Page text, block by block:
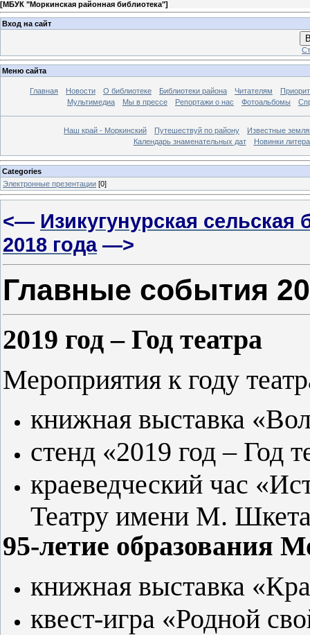
[МБУК "Моркинская районная библиотека"]
Вход на сайт
Меню сайта
Главная Новости О библиотеке Библиотеки района Читателям
Мультимедиа
Мы в прессе Репортажи о нас Фотоальбомы
Наш край - Моркинский Путешествуй по району
Известные
Календарь знаменательных дат
Новинки
Categories
Электронные презентации [0]
<— Изикугунурская сельская
2018 года—>
Главные события
2019 год – Год театра
Мероприятия к году
книжная выставка
стенд «2019 год – Год
краеведческий час
Театру имени М.
95-летие образования
книжная выставка
квест-игра «Родной